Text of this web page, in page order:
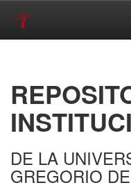
DE LA
GREGORIO